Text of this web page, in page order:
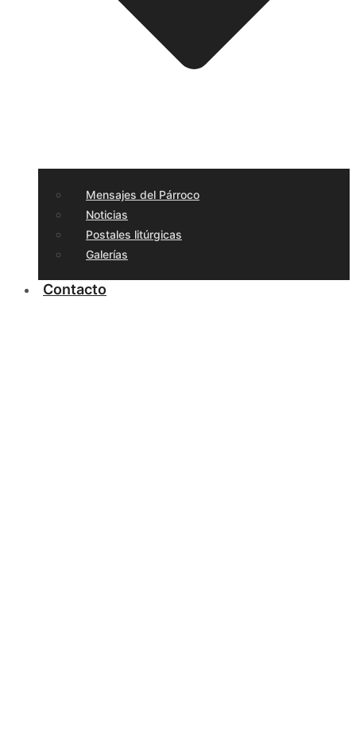
Mensajes del Párroco
Noticias
Postales litúrgicas
Galerías
Contacto